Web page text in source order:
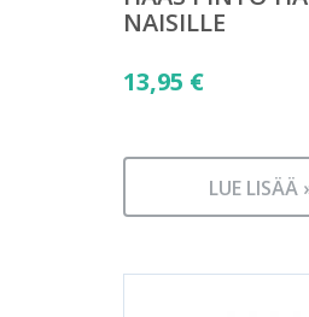
NAISILLE
13,95 €
LUE LISÄÄ